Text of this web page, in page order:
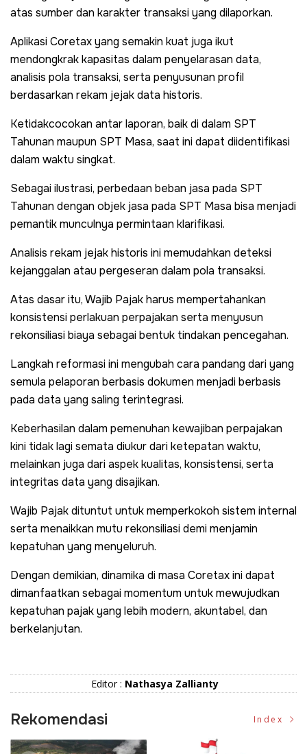
atas sumber dan karakter transaksi yang dilaporkan.
Aplikasi Coretax yang semakin kuat juga ikut
mendongkrak kapasitas dalam penyelarasan data,
analisis pola transaksi, serta penyusunan profil
berdasarkan rekam jejak data historis.
Ketidakcocokan antar laporan, baik di dalam SPT
Tahunan maupun SPT Masa, saat ini dapat diidentifikasi
dalam waktu singkat.
Sebagai ilustrasi, perbedaan beban jasa pada SPT
Tahunan dengan objek jasa pada SPT Masa bisa menjadi
pemantik munculnya permintaan klarifikasi.
Analisis rekam jejak historis ini memudahkan deteksi
kejanggalan atau pergeseran dalam pola transaksi.
Atas dasar itu, Wajib Pajak harus mempertahankan
konsistensi perlakuan perpajakan serta menyusun
rekonsiliasi biaya sebagai bentuk tindakan pencegahan.
Langkah reformasi ini mengubah cara pandang dari yang
semula pelaporan berbasis dokumen menjadi berbasis
pada data yang saling terintegrasi.
Keberhasilan dalam pemenuhan kewajiban perpajakan
kini tidak lagi semata diukur dari ketepatan waktu,
melainkan juga dari aspek kualitas, konsistensi, serta
integritas data yang disajikan.
Wajib Pajak dituntut untuk memperkokoh sistem internal
serta menaikkan mutu rekonsiliasi demi menjamin
kepatuhan yang menyeluruh.
Dengan demikian, dinamika di masa Coretax ini dapat
dimanfaatkan sebagai momentum untuk mewujudkan
kepatuhan pajak yang lebih modern, akuntabel, dan
berkelanjutan.
Editor : Nathasya Zallianty
Rekomendasi Index